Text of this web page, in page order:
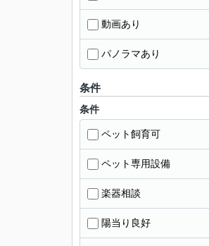
動画あり
パノラマあり
条件
条件
ペット飼育可
ペット専用設備
楽器相談
陽当り良好